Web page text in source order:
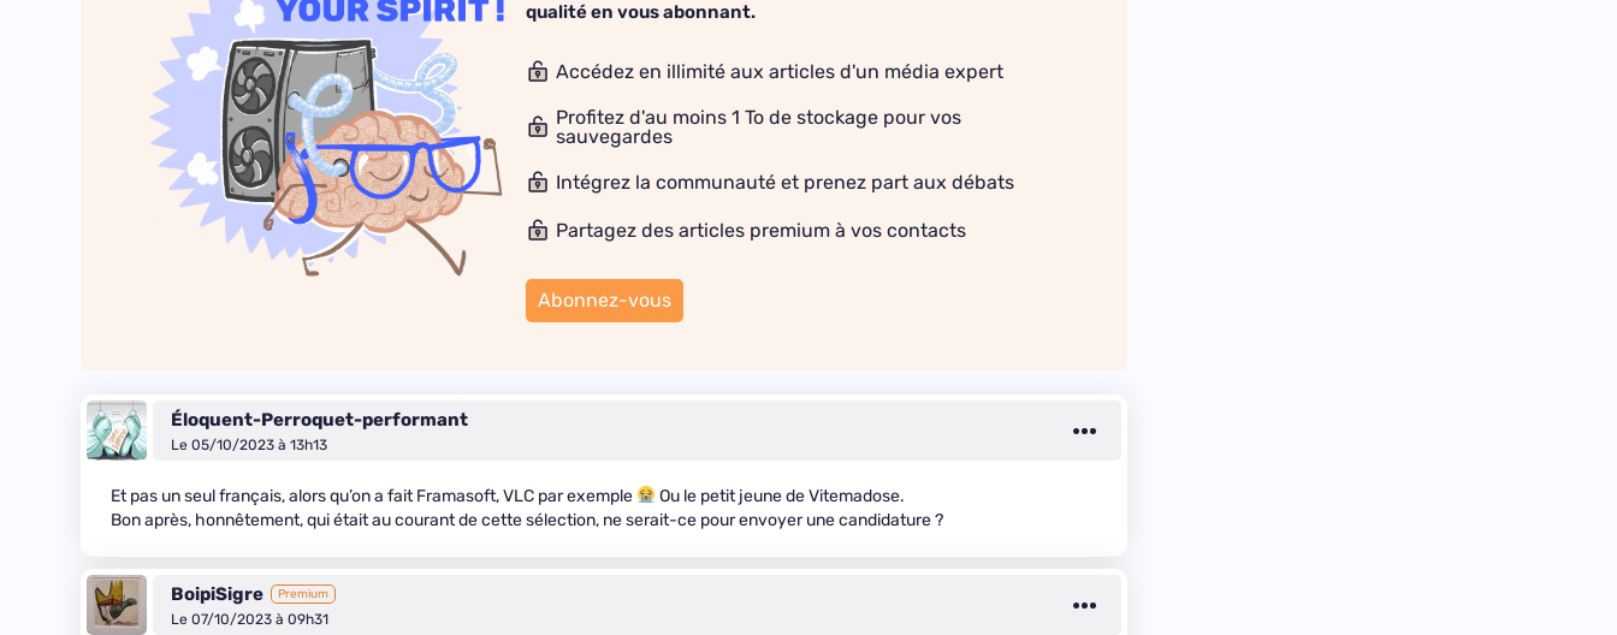
qualité en vous abonnant.
Accédez en illimité aux articles d'un média expert
Profitez d'au moins 1 To de stockage pour vos
sauvegardes
Intégrez la communauté et prenez part aux débats
Partagez des articles premium à vos contacts
Abonnez-vous
Éloquent-Perroquet-performant
Le 05/10/2023 à 13h13
Et pas un seul français, alors qu’on a fait Framasoft, VLC par exemple
Ou le petit jeune de Vitemadose.
Bon après, honnêtement, qui était au courant de cette sélection, ne serait-ce pour envoyer une candidature ?
BoipiSigre Premium
Le 07/10/2023 à 09h31